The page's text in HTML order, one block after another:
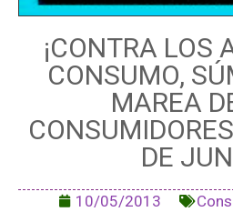
¡CONTRA LOS
CONSUMO,
MAREA
DE
10/05/2013